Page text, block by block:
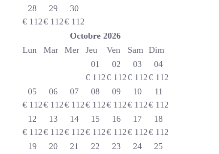
28
€ 112
29
€ 112
30
€ 112
Octobre 2026
Lun
Mar Mer Jeu Ven Sam Dim
01
€ 112
02
€ 112
03
€ 112
04
€ 112
05
€ 112
06
€ 112
07
€ 112
08
€ 112
09
€ 112
10
€ 112
11
€ 112
12
€ 112
13
€ 112
14
€ 112
15
€ 112
16
€ 112
17
€ 112
18
€ 112
19
20
21
22
23
24
25